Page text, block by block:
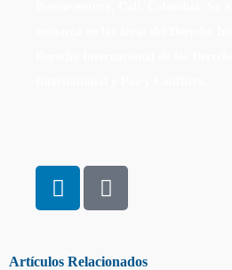
Artículos Relacionados